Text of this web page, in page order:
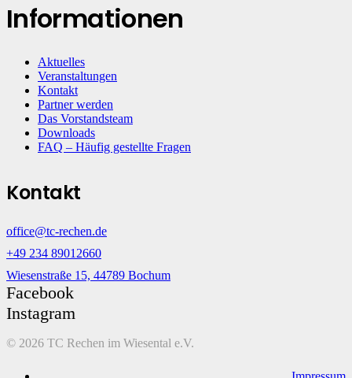
Informationen
Aktuelles
Veranstaltungen
Kontakt
Partner werden
Das Vorstandsteam
Downloads
FAQ – Häufig gestellte Fragen
Kontakt
office@tc-rechen.de
+49 234 89012660
Wiesenstraße 15, 44789 Bochum
Facebook
Instagram
© 2026 TC Rechen im Wiesental e.V.